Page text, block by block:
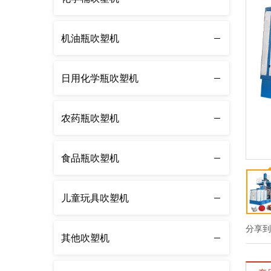
机油瓶吹塑机
日用化学瓶吹塑机
农药瓶吹塑机
食品瓶吹塑机
儿童玩具吹塑机
其他吹塑机
分享